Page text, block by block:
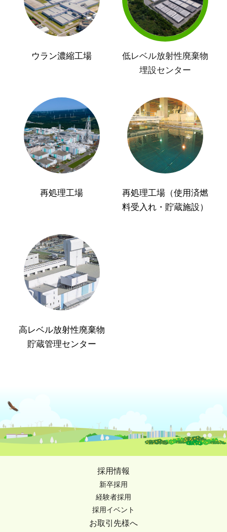
ウラン濃縮工場
低レベル放射性廃棄物
埋設センター
再処理工場
再処理工場（使用済燃
料受入れ・貯蔵施設）
高レベル放射性廃棄物
貯蔵管理センター
採用情報
新卒採用
経験者採用
採用イベント
お取引先様へ